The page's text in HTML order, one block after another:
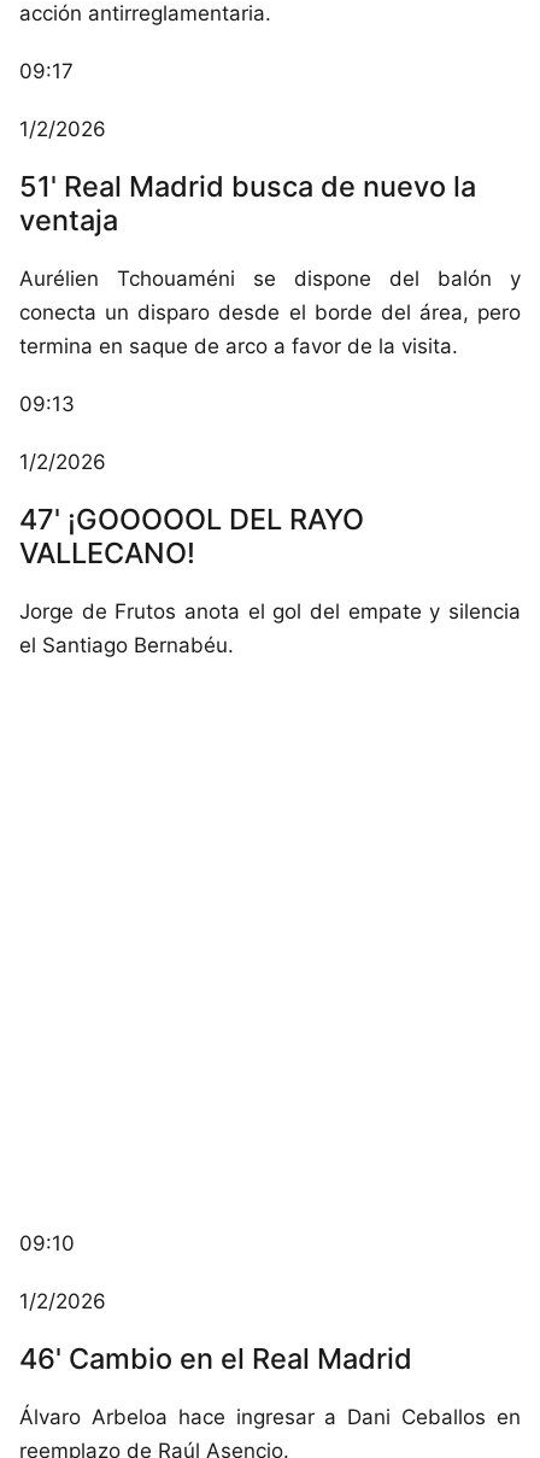
acción antirreglamentaria.
09:17
1/2/2026
51' Real Madrid busca de nuevo la
ventaja
Aurélien Tchouaméni se dispone del balón y
conecta un disparo desde el borde del área, pero
termina en saque de arco a favor de la visita.
09:13
1/2/2026
47' ¡GOOOOOL DEL RAYO
VALLECANO!
Jorge de Frutos anota el gol del empate y silencia
el Santiago Bernabéu.
09:10
1/2/2026
46' Cambio en el Real Madrid
Álvaro Arbeloa hace ingresar a Dani Ceballos en
reemplazo de Raúl Asencio.